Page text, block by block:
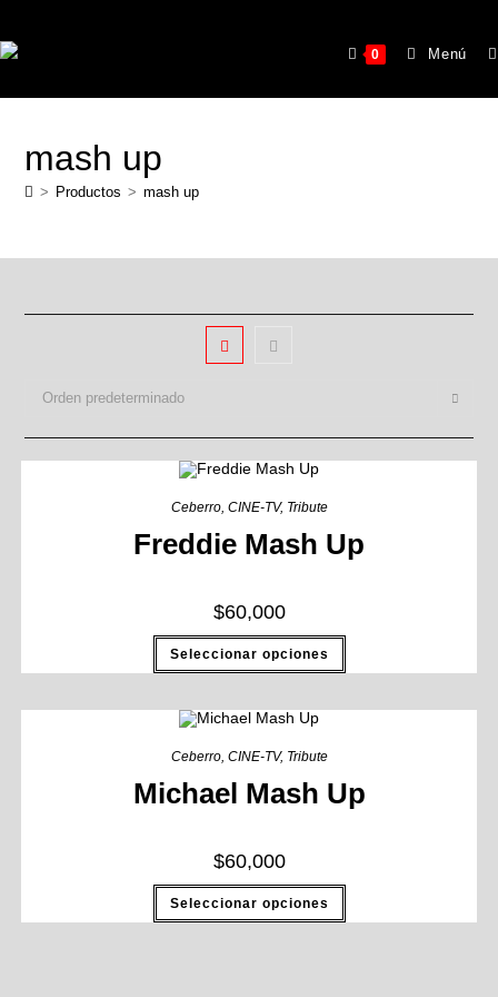
0 Menú
mash up
> Productos > mash up
Orden predeterminado
Ceberro, CINE-TV, Tribute
Freddie Mash Up
$60,000
Seleccionar opciones
Ceberro, CINE-TV, Tribute
Michael Mash Up
$60,000
Seleccionar opciones